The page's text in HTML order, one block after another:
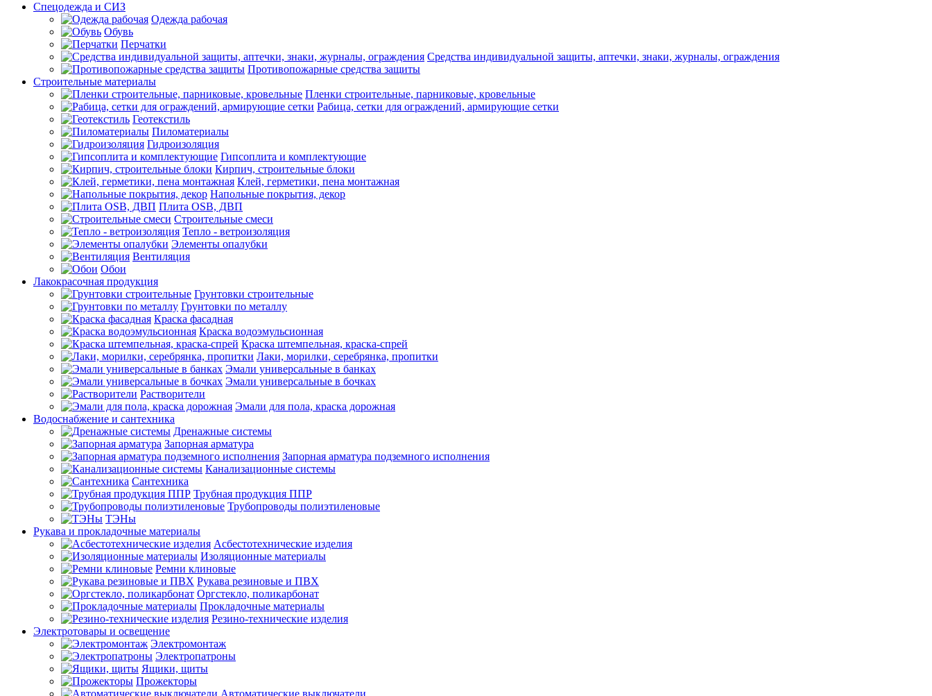
Спецодежда и СИЗ
Одежда рабочая
Обувь
Перчатки
Средства индивидуальной защиты, аптечки, знаки, журналы, ограждения
Противопожарные средства защиты
Строительные материалы
Пленки строительные, парниковые, кровельные
Рабица, сетки для ограждений, армирующие сетки
Геотекстиль
Пиломатериалы
Гидроизоляция
Гипсоплита и комплектующие
Кирпич, строительные блоки
Клей, герметики, пена монтажная
Напольные покрытия, декор
Плита OSB, ДВП
Строительные смеси
Тепло - ветроизоляция
Элементы опалубки
Вентиляция
Обои
Лакокрасочная продукция
Грунтовки строительные
Грунтовки по металлу
Краска фасадная
Краска водоэмульсионная
Краска штемпельная, краска-спрей
Лаки, морилки, серебрянка, пропитки
Эмали универсальные в банках
Эмали универсальные в бочках
Растворители
Эмали для пола, краска дорожная
Водоснабжение и сантехника
Дренажные системы
Запорная арматура
Запорная арматура подземного исполнения
Канализационные системы
Сантехника
Трубная продукция ППР
Трубопроводы полиэтиленовые
ТЭНы
Рукава и прокладочные материалы
Асбестотехнические изделия
Изоляционные материалы
Ремни клиновые
Рукава резиновые и ПВХ
Оргстекло, поликарбонат
Прокладочные материалы
Резино-технические изделия
Электротовары и освещение
Электромонтаж
Электропатроны
Ящики, щиты
Прожекторы
Автоматические выключатели